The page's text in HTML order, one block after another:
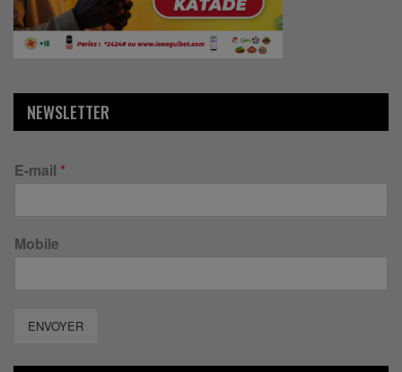
NEWSLETTER
E-mail *
Mobile
ENVOYER